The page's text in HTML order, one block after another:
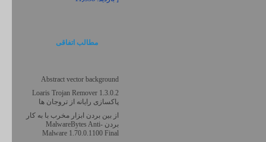
مطالب اتفاقی
Abstract vector background
Loaris Trojan Remover 1.3.0.2
پاکسازی رایانه از تروجان ها
از بین بردن ابزار مخرب با به کار
بردن MalwareBytes Anti-
Malware 1.70.0.1100 Final